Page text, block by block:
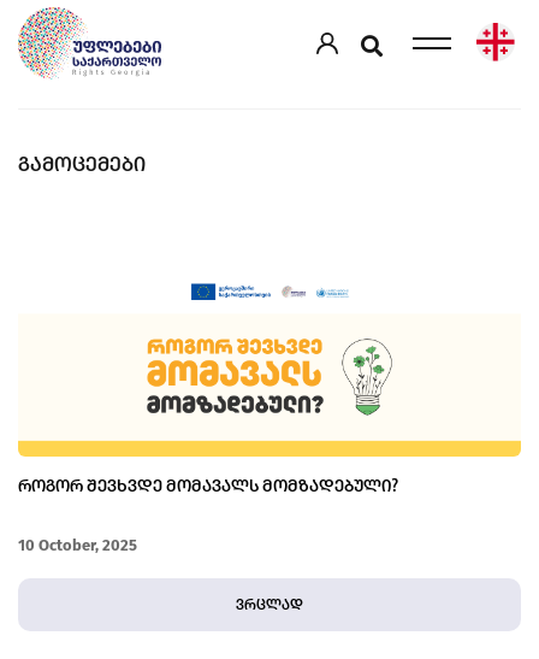
ᲒᲐᲛᲝᲪᲔᲛᲔᲑᲘ
ᲠᲝᲒᲝᲠ ᲨᲔᲕᲮᲕᲓᲔ ᲛᲝᲛᲐᲕᲐᲚᲡ ᲛᲝᲛᲖᲐᲓᲔᲑᲣᲚᲘ?
10 October, 2025
ვრცლად